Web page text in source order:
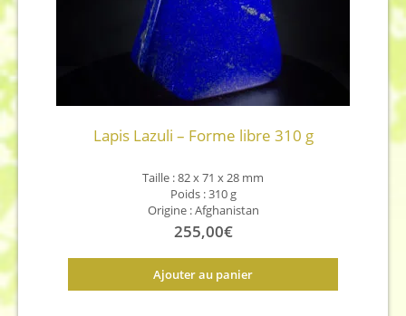
Lapis Lazuli – Forme libre 310 g
Taille : 82 x 71 x 28 mm
Poids : 310 g
Origine : Afghanistan
255,00€
Ajouter au panier